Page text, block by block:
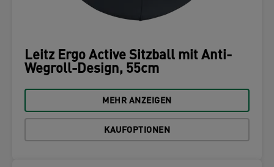
Leitz Ergo Active Sitzball mit Anti-
Wegroll-Design, 55cm
MEHR ANZEIGEN
KAUFOPTIONEN